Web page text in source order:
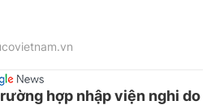
hợp nhập viện nghi do